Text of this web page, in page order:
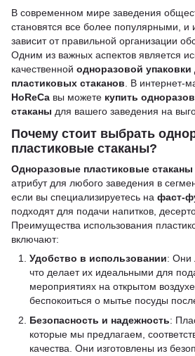
В современном мире заведения
становятся все более популярными, и
зависит от правильной организации
Одним из важных аспектов является
качественной одноразовой
пластиковых стаканов. В интернет-
HoReCa вы можете купить
стаканы для вашего заведения на
Почему стоит выбрать
пластиковые стаканы?
Одноразовые пластиковые стаканы
атрибут для любого заведения в
если вы специализируетесь на фаст-
подходят для подачи напитков,
Преимущества использования
включают:
Удобство в использовании: Они
что делает их идеальными для
мероприятиях на открытом
беспокоиться о мытье посуды
Безопасность и надежность:
которые мы предлагаем,
качества. Они изготовлены из